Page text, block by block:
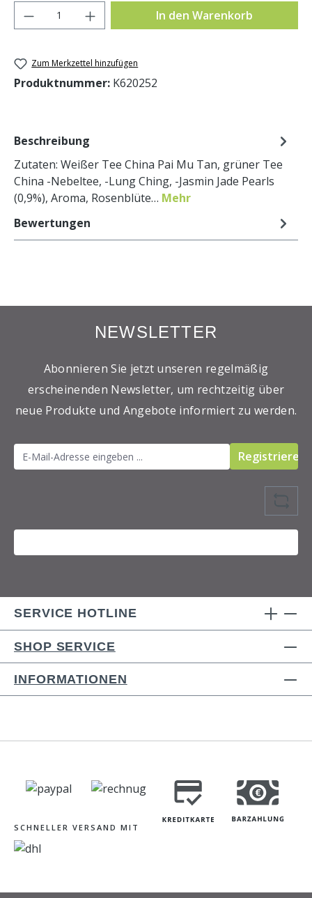
Produkt Anzahl: Gib den gewünschten
In den Warenkorb
Zum Merkzettel hinzufügen
Produktnummer: K620252
Beschreibung
Zutaten: Weißer Tee China Pai Mu Tan, grüner Tee
China -Nebeltee, -Lung Ching, -Jasmin Jade Pearls
(0,9%), Aroma, Rosenblüte… Mehr
Bewertungen
NEWSLETTER
Abonnieren Sie jetzt unseren regelmäßig
erscheinenden Newsletter, um rechtzeitig über
neue Produkte und Angebote informiert zu werden.
Registrieren
SERVICE HOTLINE
SHOP SERVICE
INFORMATIONEN
SCHNELLER VERSAND MIT